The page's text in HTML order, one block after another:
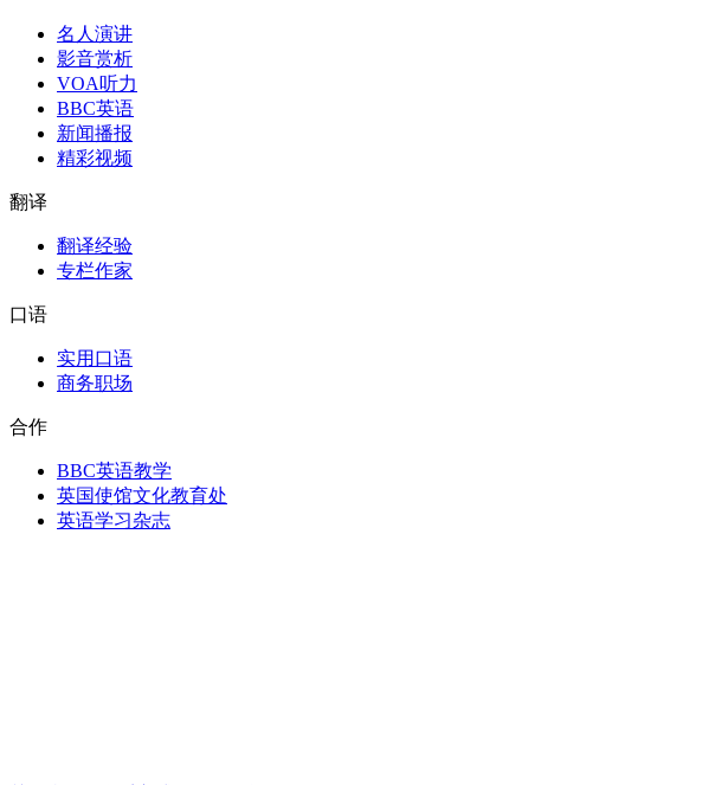
名人演讲
影音赏析
VOA听力
BBC英语
新闻播报
精彩视频
翻译
翻译经验
专栏作家
口语
实用口语
商务职场
合作
BBC英语教学
英国使馆文化教育处
英语学习杂志